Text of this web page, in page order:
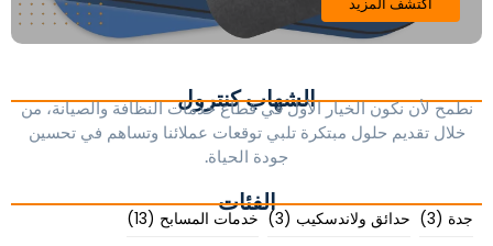
الشهاب كنترول
نطمح لأن نكون الخيار الأول في قطاع خدمات النظافة والصيانة، من
خلال تقديم حلول مبتكرة تلبي توقعات عملائنا وتساهم في تحسين
جودة الحياة.
الفئات
جدة (3) حدائق ولاندسكيب (3) خدمات المسابح (13)